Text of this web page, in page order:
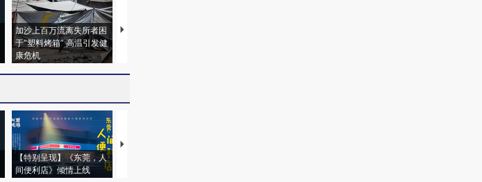
加沙上百万流离失所者困
于“塑料烤箱” 高温引发健
康危机
视线｜HYROX的吸金
【特别呈现】《东莞，人
间便利店》倾情上线
【推广】走进第四届链博